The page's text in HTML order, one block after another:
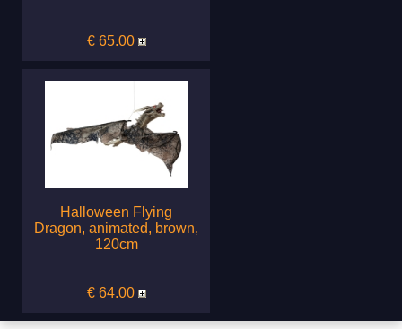
€ 65.00
Halloween Flying
Dragon, animated, brown,
120cm
€ 64.00